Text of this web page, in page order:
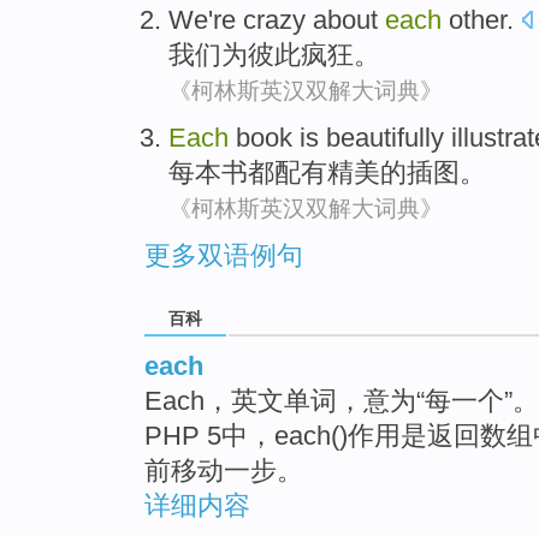
We're crazy about each other.
我们为彼此疯狂。
《柯林斯英汉双解大词典》
Each book is beautifully
每本书都配有精美的插图。
《柯林斯英汉双解大词典》
更多双语例句
百科
each
Each，英文单词，意为“每一个”
PHP 5中，each()作用是返回数
前移动一步。
详细内容